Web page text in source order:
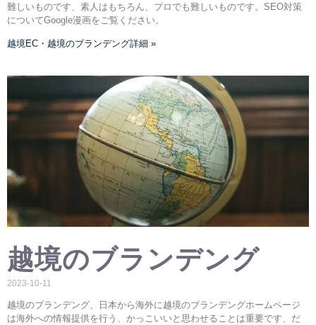
難しいものです、素人はもちろん、プロでも難しいものです。SEO対策
についてGoogle漫画をご覧ください。
越境EC・越境のブランデング詳細 »
越境のブランデング
2023-10-11
越境のブランデング、日本から海外に越境のブランデングホームページ
は海外への情報提供を行う、かっこいいと思わせることは重要です、だ